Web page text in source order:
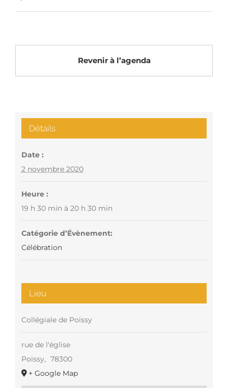
Revenir à l’agenda
Détails
Date :
2 novembre 2020
Heure :
19 h 30 min à 20 h 30 min
Catégorie d’Évènement:
Célébration
Lieu
Collégiale de Poissy
rue de l'église
Poissy, 78300
+ Google Map